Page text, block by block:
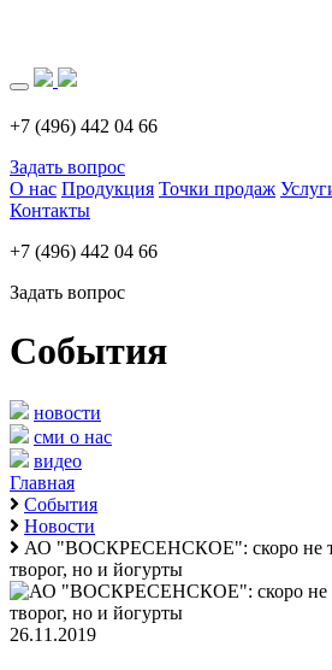
+7 (496) 442 04 66
Задать вопрос
О нас Продукция Точки продаж
Контакты
+7 (496) 442 04 66
Задать вопрос
События
новости
сми о нас
видео
Главная
События
Новости
АО "ВОСКРЕСЕНСКОЕ": скоро не
творог, но и йогурты
26.11.2019